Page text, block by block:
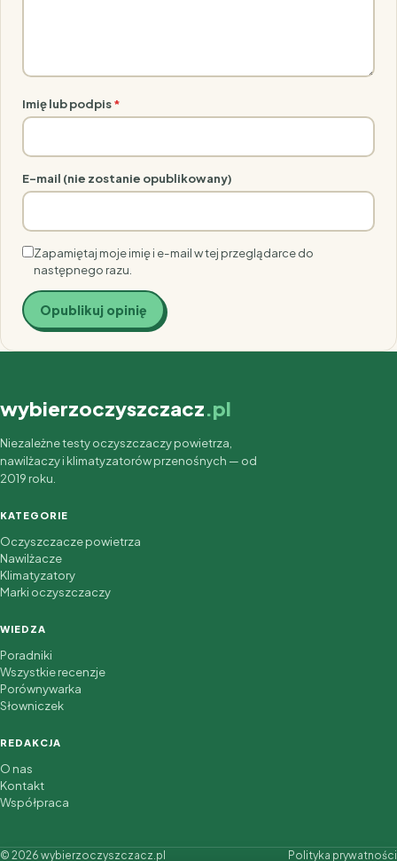
Imię lub podpis*
E-mail (nie zostanie opublikowany)
Zapamiętaj moje imię i e-mail w tej przeglądarce do
następnego razu.
wybierzoczyszczacz.pl
Niezależne testy oczyszczaczy powietrza,
nawilżaczy i klimatyzatorów przenośnych — od
2019 roku.
KATEGORIE
Oczyszczacze powietrza
Nawilżacze
Klimatyzatory
Marki oczyszczaczy
WIEDZA
Poradniki
Wszystkie recenzje
Porównywarka
Słowniczek
REDAKCJA
O nas
Kontakt
Współpraca
© 2026 wybierzoczyszczacz.pl Polityka prywatności